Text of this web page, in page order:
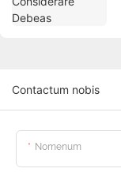
Contactum nobis
Nomenum